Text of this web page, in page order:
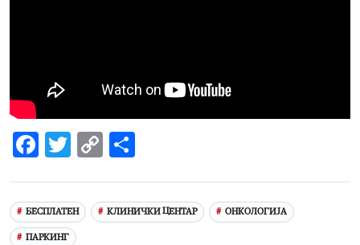
Facebook
Twitter
Copy
БЕСПЛАТЕН КЛИНИЧКИ ЦЕНТАР ОНКОЛОГИЈА
ПАРКИНГ